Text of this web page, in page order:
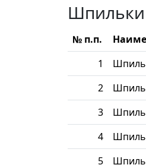
Шпильки
№ п.п.
1
2
3
4
5